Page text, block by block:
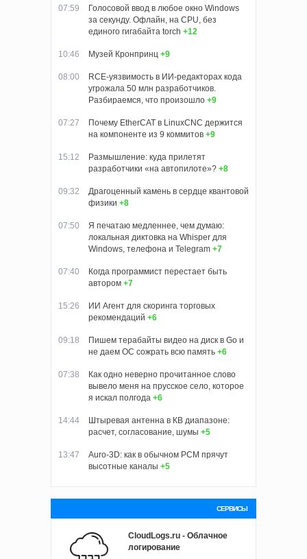
07:59
Голосовой ввод в любое окно Windows
за секунду. Офлайн, на CPU, без
единого гигабайта torch +12
10:46 Музей Кронпринц +9
08:00
RCE-уязвимость в ИИ-редакторах кода
угрожала 50 млн разработчиков.
Разбираемся, что произошло +9
07:27
Почему EtherCAT в LinuxCNC держится
на компоненте из 9 коммитов +9
15:12
Размышление: куда прилетят
разработчики «на автопилоте»? +8
09:32
Драгоценный камень в сердце квантовой
физики +8
07:50
Я печатаю медленнее, чем думаю:
локальная диктовка на Whisper для
Windows, телефона и Telegram +7
07:40
Когда программист перестает быть
автором +7
15:26
ИИ Агент для скоринга торговых
рекомендаций +6
09:18
Пишем терабайты видео на диск в Go и
не даем ОС сожрать всю память +6
07:38
Как одно неверно прочитанное слово
вывело меня на прусское село, которое
я искал полгода +6
14:44
Штыревая антенна в КВ диапазоне:
расчет, согласование, шумы +5
13:47
Auro-3D: как в обычном PCM прячут
высотные каналы +5
СЕРВИСЫ
CloudLogs.ru - Облачное
логирование